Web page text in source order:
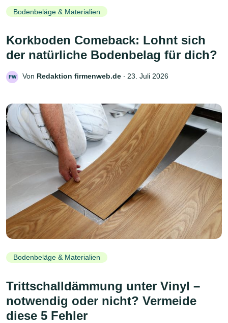
Bodenbeläge & Materialien
Korkboden Comeback: Lohnt sich
der natürliche Bodenbelag für dich?
FW Von Redaktion firmenweb.de ‧ 23. Juli 2026
Bodenbeläge & Materialien
Trittschalldämmung unter Vinyl –
notwendig oder nicht? Vermeide
diese 5 Fehler